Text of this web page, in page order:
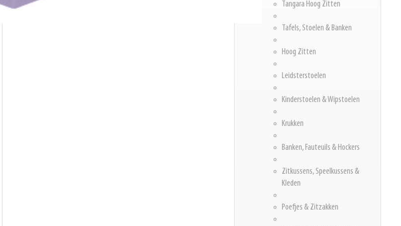
Tangara Hoog Zitten
Tafels, Stoelen & Banken
Hoog Zitten
Leidsterstoelen
Kinderstoelen & Wipstoelen
Krukken
Banken, Fauteuils & Hockers
Zitkussens, Speelkussens &
Kleden
Poefjes & Zitzakken